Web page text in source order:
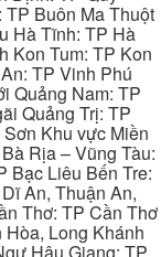
Buôn Ma Thuột
Hà Tĩnh: TP Hà
Kon Tum: TP Kon
TP Vinh Phú
Quảng Nam: TP
Quảng Trị: TP
Khu vực Miền
Rịa – Vũng Tàu:
Bạc Liêu Bến Tre:
An, Thuận An,
Thơ: TP Cần Thơ
Long Khánh
Hậu Giang: TP